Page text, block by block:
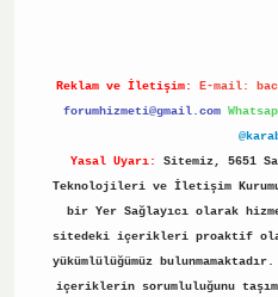
Reklam ve İletişim: E-mail:
forumhizmeti@gmail.com
Yasal Uyarı:
Sitemiz, 5651
Teknolojileri ve İletişim Kurumu
bir Yer Sağlayıcı olarak
sitedeki içerikleri proaktif
yükümlülüğümüz
içeriklerin sorumluluğunu